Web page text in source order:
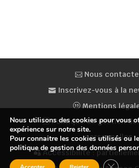
Nous
Inscrivez-vous à la
Mentions
Politique de gestion
personnelles
Accessibilité :
Nous utilisons des cookies pour vous
expérience sur notre site.
Pour connaitre les cookies utilisés ou
politique de gestion des données
Fermer